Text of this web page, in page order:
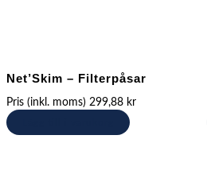
Net’Skim – Filterpåsar
Pris (inkl. moms)299,88 kr